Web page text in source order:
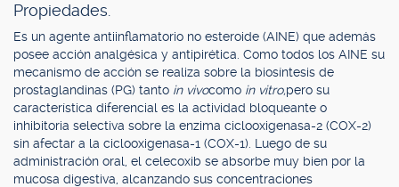
Propiedades.
Es un agente antiinflamatorio no esteroide (AINE) que además
posee acción analgésica y antipirética. Como todos los AINE su
mecanismo de acción se realiza sobre la biosíntesis de
prostaglandinas (PG) tanto in vivocomo in vitro,pero su
característica diferencial es la actividad bloqueante o
inhibitoria selectiva sobre la enzima ciclooxigenasa-2 (COX-2)
sin afectar a la ciclooxigenasa-1 (COX-1). Luego de su
administración oral, el celecoxib se absorbe muy bien por la
mucosa digestiva, alcanzando sus concentraciones